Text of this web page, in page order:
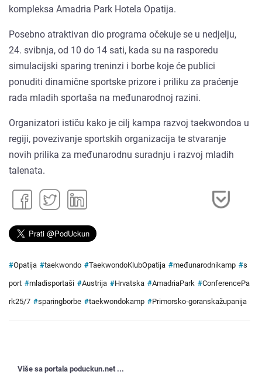
kompleksa Amadria Park Hotela Opatija.
Posebno atraktivan dio programa očekuje se u nedjelju,
24. svibnja, od 10 do 14 sati, kada su na rasporedu
simulacijski sparing treninzi i borbe koje će publici
ponuditi dinamične sportske prizore i priliku za praćenje
rada mladih sportaša na međunarodnoj razini.
Organizatori ističu kako je cilj kampa razvoj taekwondoa u
regiji, povezivanje sportskih organizacija te stvaranje
novih prilika za međunarodnu suradnju i razvoj mladih
talenata.
#Opatija #taekwondo #TaekwondoKlubOpatija #međunarodnikamp #s
port #mladisportaši #Austrija #Hrvatska #AmadriaPark #ConferencePa
rk25/7 #sparingborbe #taekwondokamp #Primorsko-goranskažupanija
Više sa portala poduckun.net ...